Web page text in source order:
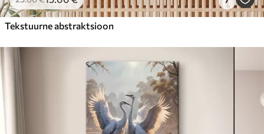
Tekstuurne abstraktsioon